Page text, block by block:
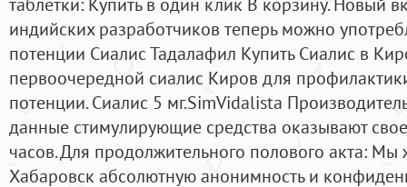
индийских разработчиков теперь можно
потенции Сиалис Тадалафил Купить Сиалис в
первоочередной сиалис Киров для
потенции. Сиалис 5 мг.SimVidalista
данные стимулирующие средства оказывают
часов. Для продолжительного полового акта: Мы
Хабаровск абсолютную анонимность и